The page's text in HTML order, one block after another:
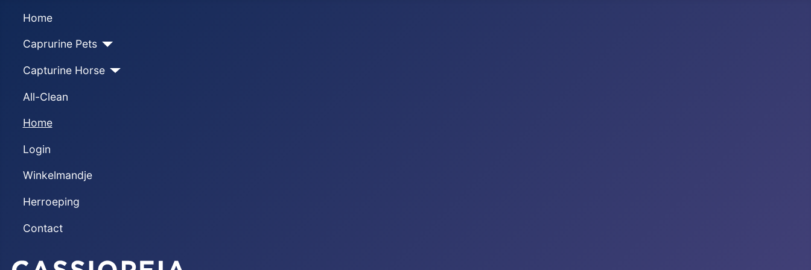
Home
Caprurine Pets
Capturine Horse
All-Clean
Home
Login
Winkelmandje
Herroeping
Contact